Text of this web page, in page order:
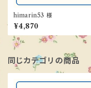
himarin53 様
¥4,870
同じカテゴリの商品